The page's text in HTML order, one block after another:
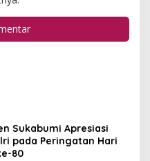
Sukabumi Apresiasi
pada Peringatan Hari
80